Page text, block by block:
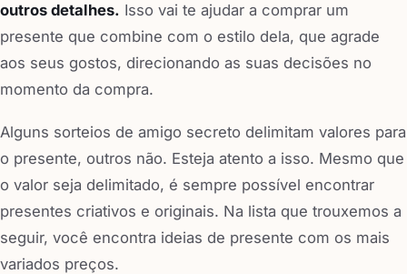
outros detalhes. Isso vai te ajudar a comprar um
presente que combine com o estilo dela, que agrade
aos seus gostos, direcionando as suas decisões no
momento da compra.
Alguns sorteios de amigo secreto delimitam valores para
o presente, outros não. Esteja atento a isso. Mesmo que
o valor seja delimitado, é sempre possível encontrar
presentes criativos e originais. Na lista que trouxemos a
seguir, você encontra ideias de presente com os mais
variados preços.